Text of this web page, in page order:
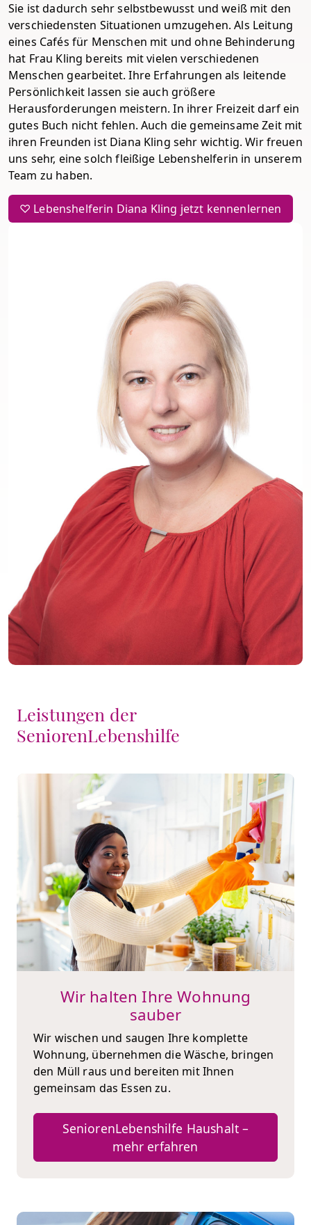
Sie ist dadurch sehr selbstbewusst und weiß mit den
verschiedensten Situationen umzugehen. Als Leitung
eines Cafés für Menschen mit und ohne Behinderung
hat Frau Kling bereits mit vielen verschiedenen
Menschen gearbeitet. Ihre Erfahrungen als leitende
Persönlichkeit lassen sie auch größere
Herausforderungen meistern. In ihrer Freizeit darf ein
gutes Buch nicht fehlen. Auch die gemeinsame Zeit mit
ihren Freunden ist Diana Kling sehr wichtig. Wir freuen
uns sehr, eine solch fleißige Lebenshelferin in unserem
Team zu haben.
♡ Lebenshelferin Diana Kling jetzt kennenlernen
Leistungen der
SeniorenLebenshilfe
Wir halten Ihre Wohnung
sauber
Wir wischen und saugen Ihre komplette
Wohnung, übernehmen die Wäsche, bringen
den Müll raus und bereiten mit Ihnen
gemeinsam das Essen zu.
SeniorenLebenshilfe Haushalt –
mehr erfahren